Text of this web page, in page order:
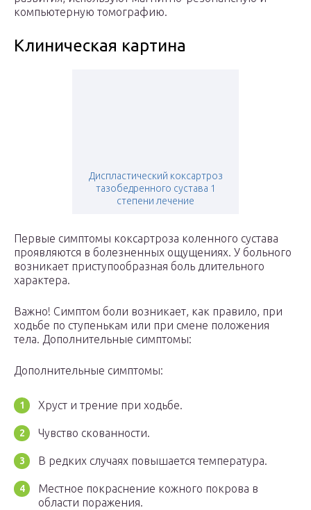
компьютерную томографию.
Клиническая картина
Диспластический коксартроз
тазобедренного сустава 1
степени лечение
Первые симптомы коксартроза коленного сустава
проявляются в болезненных ощущениях. У больного
возникает приступообразная боль длительного
характера.
Важно! Симптом боли возникает, как правило, при
ходьбе по ступенькам или при смене положения
тела. Дополнительные симптомы:
Дополнительные симптомы:
Хруст и трение при ходьбе.
Чувство скованности.
В редких случаях повышается температура.
Местное покраснение кожного покрова в
области поражения.